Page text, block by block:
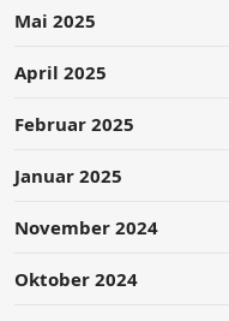
Mai 2025
April 2025
Februar 2025
Januar 2025
November 2024
Oktober 2024